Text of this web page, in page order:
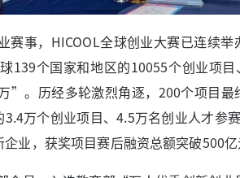
赛事，HICOOL全球创业大赛已连续
139个国家和地区的10055个创业项
”。历经多轮激烈角逐，200个项目最
万个创业项目、4.5万名创业人才参
业，获奖项目赛后融资总额突破500亿